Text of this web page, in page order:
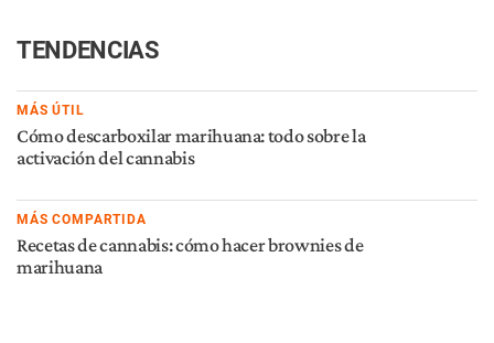
TENDENCIAS
MÁS ÚTIL
Cómo descarboxilar marihuana: todo sobre la
activación del cannabis
MÁS COMPARTIDA
Recetas de cannabis: cómo hacer brownies de
marihuana